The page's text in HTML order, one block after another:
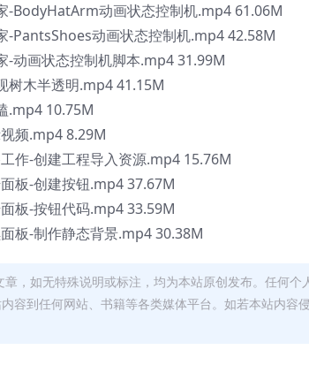
-BodyHatArm动画状态控制机.mp4 61.06M
-PantsShoes动画状态控制机.mp4 42.58M
-动画状态控制机脚本.mp4 31.99M
树木半透明.mp4 41.15M
.mp4 10.75M
频.mp4 8.29M
作-创建工程导入资源.mp4 15.76M
板-创建按钮.mp4 37.67M
板-按钮代码.mp4 33.59M
板-制作静态背景.mp4 30.38M
章，如无特殊说明或标注，均为本站原创发布。任何
容到任何网站、书籍等各类媒体平台。如若本站内容